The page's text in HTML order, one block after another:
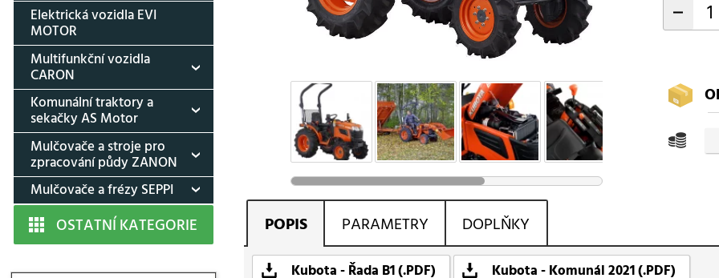
Elektrická vozidla EVI
MOTOR
Multifunkční vozidla
CARON
Komunální traktory a
sekačky AS Motor
Mulčovače a stroje pro
zpracování půdy ZANON
Mulčovače a frézy SEPPI
OSTATNÍ KATEGORIE
-
POPIS PARAMETRY DOPLŇKY
Kubota - Řada B1 (.PDF) Kubota - Komunál 2021 (.PDF)